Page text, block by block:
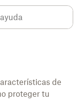
de
proteger tu